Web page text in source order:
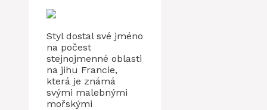
Styl dostal své jméno
na počest
stejnojmenné oblasti
na jihu Francie,
která je známá
svými malebnými
mořskými